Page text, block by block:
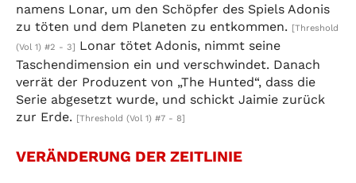
namens Lonar, um den Schöpfer des Spiels Adonis
zu töten und dem Planeten zu entkommen. [Threshold
(Vol 1) #2 - 3] Lonar tötet Adonis, nimmt seine
Taschendimension ein und verschwindet. Danach
verrät der Produzent von „The Hunted“, dass die
Serie abgesetzt wurde, und schickt Jaimie zurück
zur Erde. [Threshold (Vol 1) #7 - 8]
VERÄNDERUNG DER ZEITLINIE